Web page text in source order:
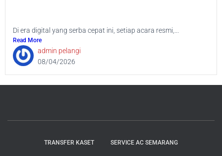
Di era digital yang serba cepat ini, setiap acara resmi,...
Read More
admin pelangi
08/04/2026
TRANSFER KASET SERVICE AC SEMARANG